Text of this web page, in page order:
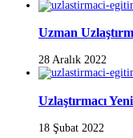
Uzman
28 Aralık 2022
Uzlaştırmacı
18 Şubat 2022